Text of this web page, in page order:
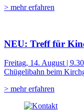
> mehr erfahren
NEU: Treff für
Freitag, 14. August |
Chügelibahn beim
> mehr erfahren